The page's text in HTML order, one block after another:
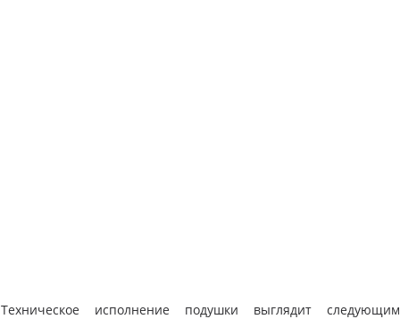
Техническое исполнение подушки выглядит следующим